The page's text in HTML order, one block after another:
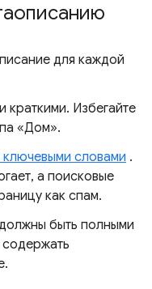
для каждой
краткими. Избегайте
«Дом».
словами .
а поисковые
как спам.
быть полными